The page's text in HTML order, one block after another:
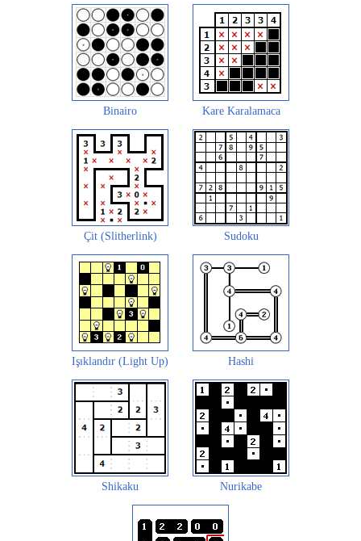
Binairo Kare Karalamaca
Çit (Slitherlink) Sudoku
Işıklandır (Light Up) Hashi
Shikaku Nurikabe